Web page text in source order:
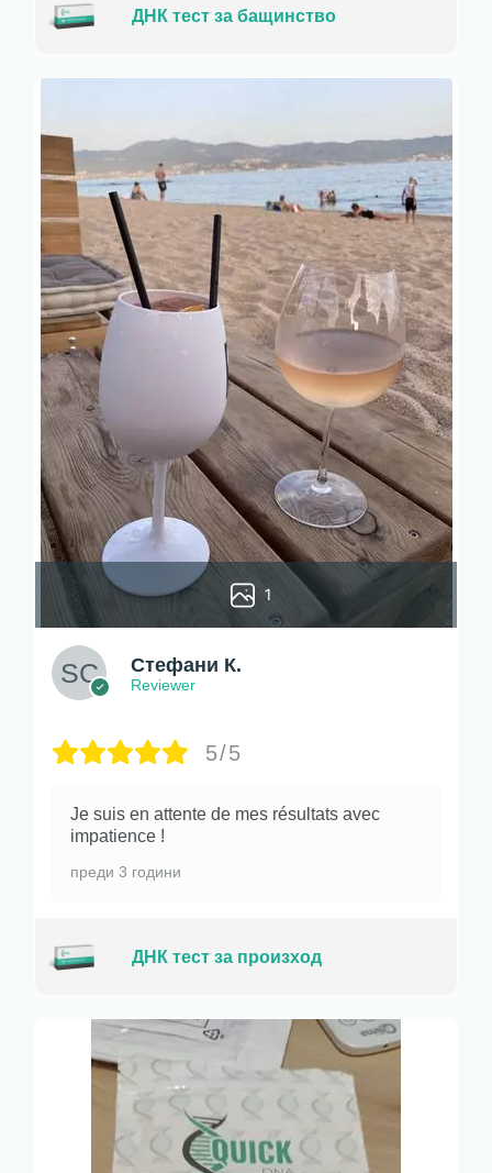
ДНК тест за бащинство
1
Стефани К.
Reviewer
5/5
Je suis en attente de mes résultats avec
impatience !
преди 3 години
ДНК тест за произход